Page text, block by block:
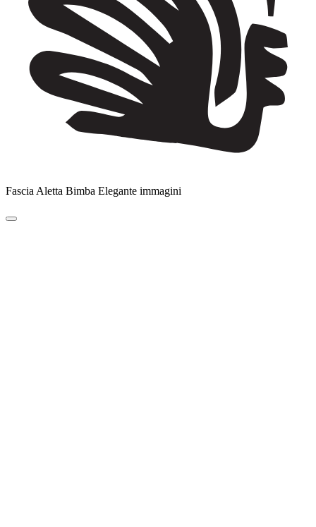
Fascia Aletta Bimba Elegante immagini